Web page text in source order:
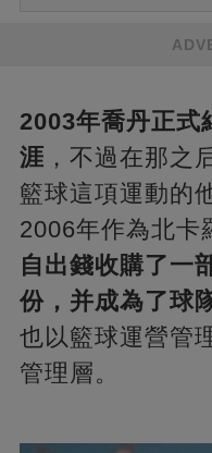
2003年喬丹正式
涯 ，不過在那之
籃球這項運動的
2006年作為北卡
自出錢收購了一
份，并成為了球
也以籃球運營管
管理層。